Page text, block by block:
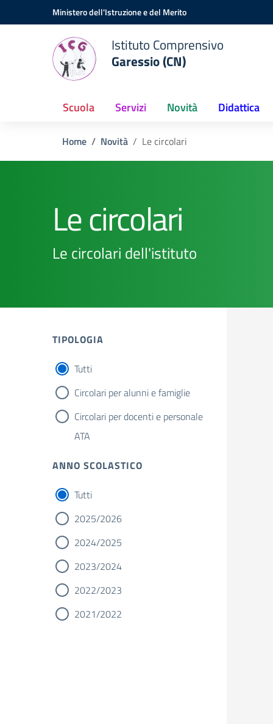
Vai ai contenuti
Vai al menu di navigazioneMinistero dell'Istruzione e del Merito
Istituto Comprensivo
Garessio (CN)
Scuola Servizi Novità Didattica
Home Novità Le circolari
Le circolari
Le circolari dell'istituto
TIPOLOGIA
Tutti
Circolari per alunni e famiglie
Circolari per docenti e personale
ATA
ANNO SCOLASTICO
Tutti
2025/2026
2024/2025
2023/2024
2022/2023
2021/2022